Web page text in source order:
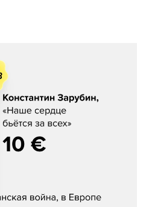
«Наше сердце